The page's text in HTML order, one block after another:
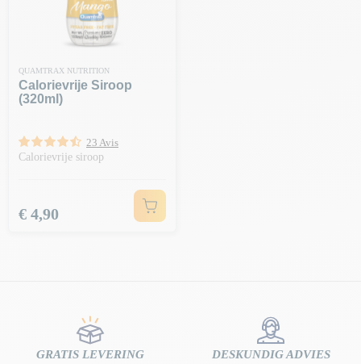
QUAMTRAX NUTRITION
Calorievrije Siroop
(320ml)
23 Avis
Calorievrije siroop
Prijs
€ 4,90
GRATIS LEVERING DESKUNDIG ADVIES